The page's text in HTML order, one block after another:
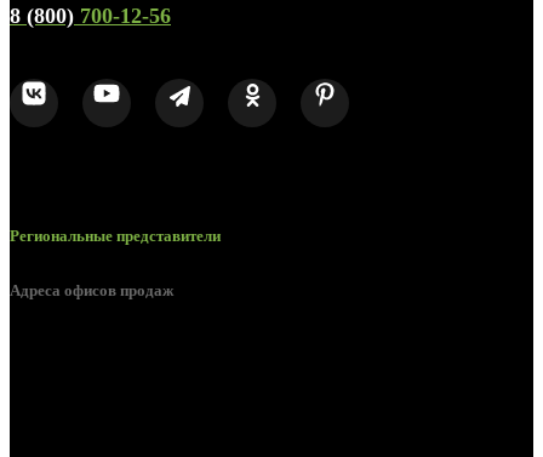
8 (800) 700-12-56
Региональные представители
Адреса офисов продаж